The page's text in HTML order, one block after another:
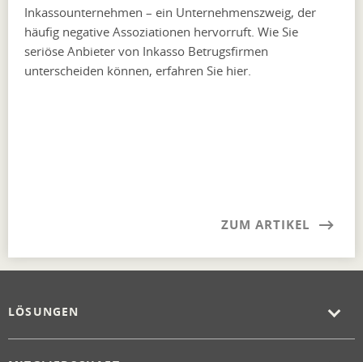
Inkassounternehmen – ein Unternehmenszweig, der
häufig negative Assoziationen hervorruft. Wie Sie
seriöse Anbieter von Inkasso Betrugsfirmen
unterscheiden können, erfahren Sie hier.
ZUM ARTIKEL
LÖSUNGEN